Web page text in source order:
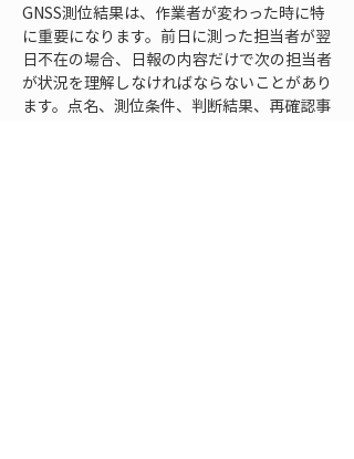
GNSS測位結果は、作業者が変わった時に特
に重要になります。前日に測った担当者が翌
日不在の場合、日報の内容だけで次の担当者
が状況を理解しなければならないことがあり
ます。点名、測位条件、判断結果、再確認事